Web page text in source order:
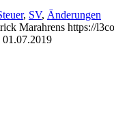
, SV, Änderungen
Marahrens https://